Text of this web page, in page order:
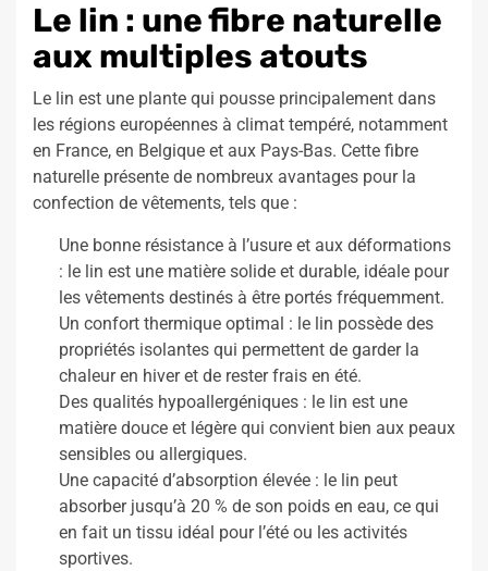
Le lin : une fibre naturelle
aux multiples atouts
Le lin est une plante qui pousse principalement dans
les régions européennes à climat tempéré, notamment
en France, en Belgique et aux Pays-Bas. Cette fibre
naturelle présente de nombreux avantages pour la
confection de vêtements, tels que :
Une bonne résistance à l’usure et aux déformations
: le lin est une matière solide et durable, idéale pour
les vêtements destinés à être portés fréquemment.
Un confort thermique optimal : le lin possède des
propriétés isolantes qui permettent de garder la
chaleur en hiver et de rester frais en été.
Des qualités hypoallergéniques : le lin est une
matière douce et légère qui convient bien aux peaux
sensibles ou allergiques.
Une capacité d’absorption élevée : le lin peut
absorber jusqu’à 20 % de son poids en eau, ce qui
en fait un tissu idéal pour l’été ou les activités
sportives.